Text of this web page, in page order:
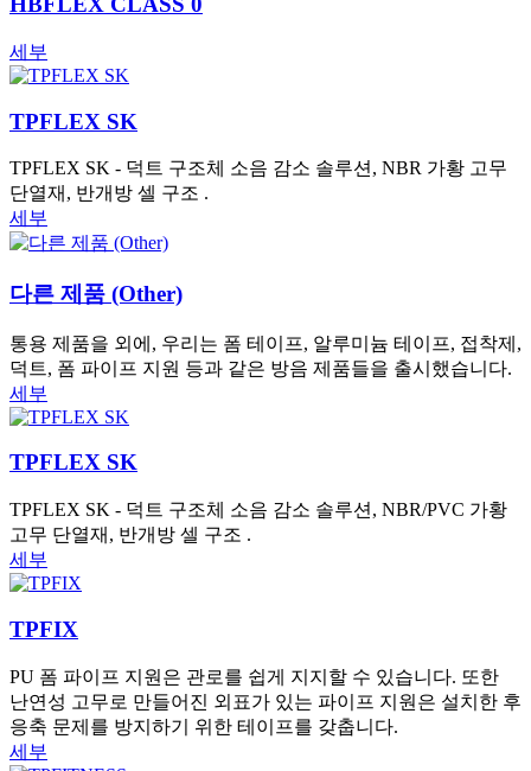
세부
TPFLEX SK
TPFLEX SK - 덕트 구조체 소음 감소 솔루션, NBR 가황 고무
단열재, 반개방 셀 구조 .
세부
다른 제품 (Other)
통용 제품을 외에, 우리는 폼 테이프, 알루미늄 테이프, 접착제,
덕트, 폼 파이프 지원 등과 같은 방음 제품들을 출시했습니다.
세부
TPFLEX SK
TPFLEX SK - 덕트 구조체 소음 감소 솔루션, NBR/PVC 가황
고무 단열재, 반개방 셀 구조 .
세부
TPFIX
PU 폼 파이프 지원은 관로를 쉽게 지지할 수 있습니다. 또한
난연성 고무로 만들어진 외표가 있는 파이프 지원은 설치한 후
응축 문제를 방지하기 위한 테이프를 갖춥니다.
세부